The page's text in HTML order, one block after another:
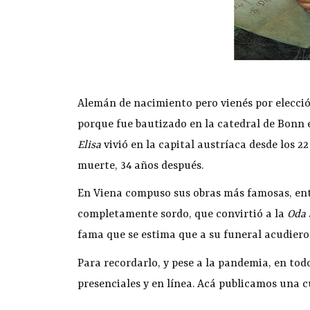
Alemán de nacimiento pero vienés por
porque fue bautizado en la catedral de Bonn
Elisa vivió en la capital austríaca desde los
muerte, 34 años después.
En Viena compuso sus obras más famosas,
completamente sordo, que convirtió a la
fama que se estima que a su funeral
Para recordarlo, y pese a la pandemia, en
presenciales y en línea. Acá publicamos una